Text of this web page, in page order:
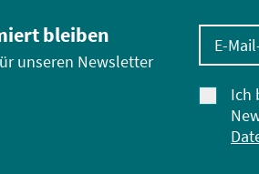
bleiben
unseren Newsletter
E-Mail-
Ich